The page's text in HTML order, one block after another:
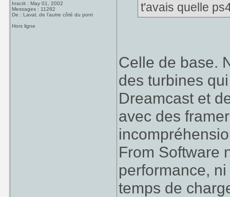
Inscrit : May 01, 2002
Messages : 11282
De : Laval, de l'autre côté du pont
Hors ligne
t'avais quelle
Celle de base.
des turbines
Dreamcast et
avec des
From Software
performance,
temps de